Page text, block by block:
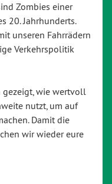
Zombies einer
20. Jahrhunderts.
unseren Fahrrädern
Verkehrspolitik
gezeigt, wie wertvoll
nutzt, um auf
Damit die
wir wieder eure